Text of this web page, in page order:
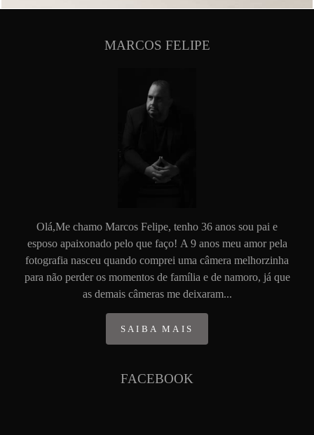
MARCOS FELIPE
Olá,Me chamo Marcos Felipe, tenho 36 anos sou pai e
esposo apaixonado pelo que faço! A 9 anos meu amor pela
fotografia nasceu quando comprei uma câmera melhorzinha
para não perder os momentos de família e de namoro, já que
as demais câmeras me deixaram...
SAIBA MAIS
FACEBOOK